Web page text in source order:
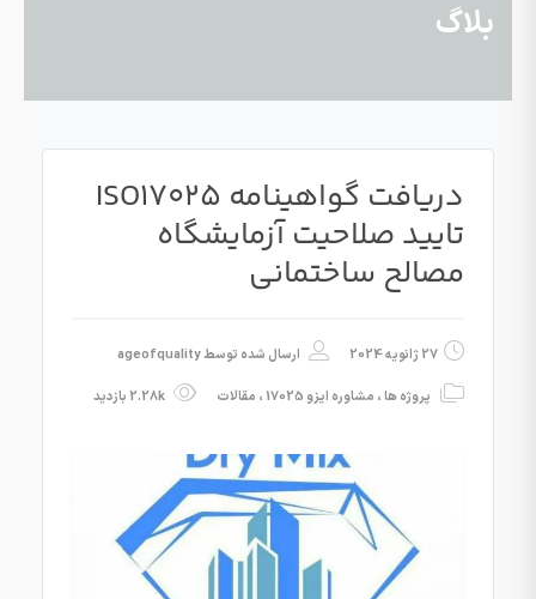
بلاگ
دریافت گواهینامه ISO17025
تایید صلاحیت آزمایشگاه
مصالح ساختمانی
27 ژانویه 2024 ارسال شده توسطageofquality
پروژه ها، مشاوره ایزو 17025 ، مقالات